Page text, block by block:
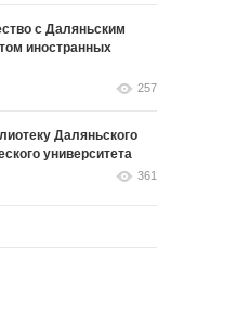
с Даляньским
иностранных
257
Даляньского
университета
361